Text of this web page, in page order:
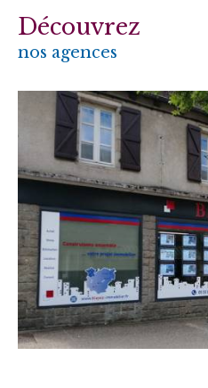
Découvrez
nos agences